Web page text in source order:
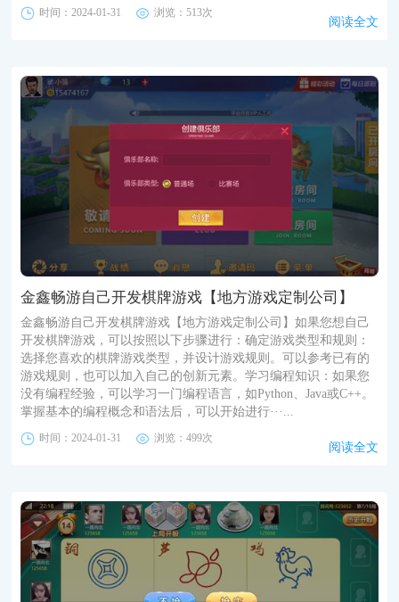
时间：2024-01-31 浏览：513次
阅读全文
金鑫畅游自己开发棋牌游戏【地方游戏定制公司】
金鑫畅游自己开发棋牌游戏【地方游戏定制公司】如果您想自己
开发棋牌游戏，可以按照以下步骤进行：确定游戏类型和规则：
选择您喜欢的棋牌游戏类型，并设计游戏规则。可以参考已有的
游戏规则，也可以加入自己的创新元素。学习编程知识：如果您
没有编程经验，可以学习一门编程语言，如Python、Java或C++。
掌握基本的编程概念和语法后，可以开始进行···...
时间：2024-01-31 浏览：499次
阅读全文